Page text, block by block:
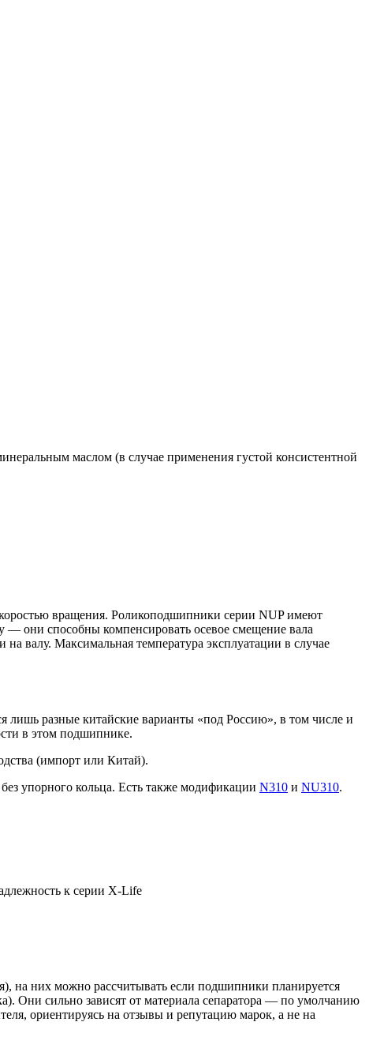
маслом (в случае применения густой консистентной
вращения. Роликоподшипники серии NUP имеют
— они способны компенсировать осевое смещение вала
валу. Максимальная температура эксплуатации в случае
лишь разные китайские варианты «под Россию», в том числе и
в этом подшипнике.
(импорт или Китай).
упорного кольца. Есть также модификации N310 и NU310.
к серии X-Life
на них можно рассчитывать если подшипники планируется
Они сильно зависят от материала сепаратора — по умолчанию
ориентируясь на отзывы и репутацию марок, а не на